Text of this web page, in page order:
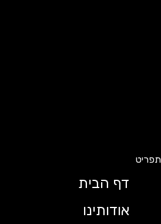
דף הבית
אודותינו